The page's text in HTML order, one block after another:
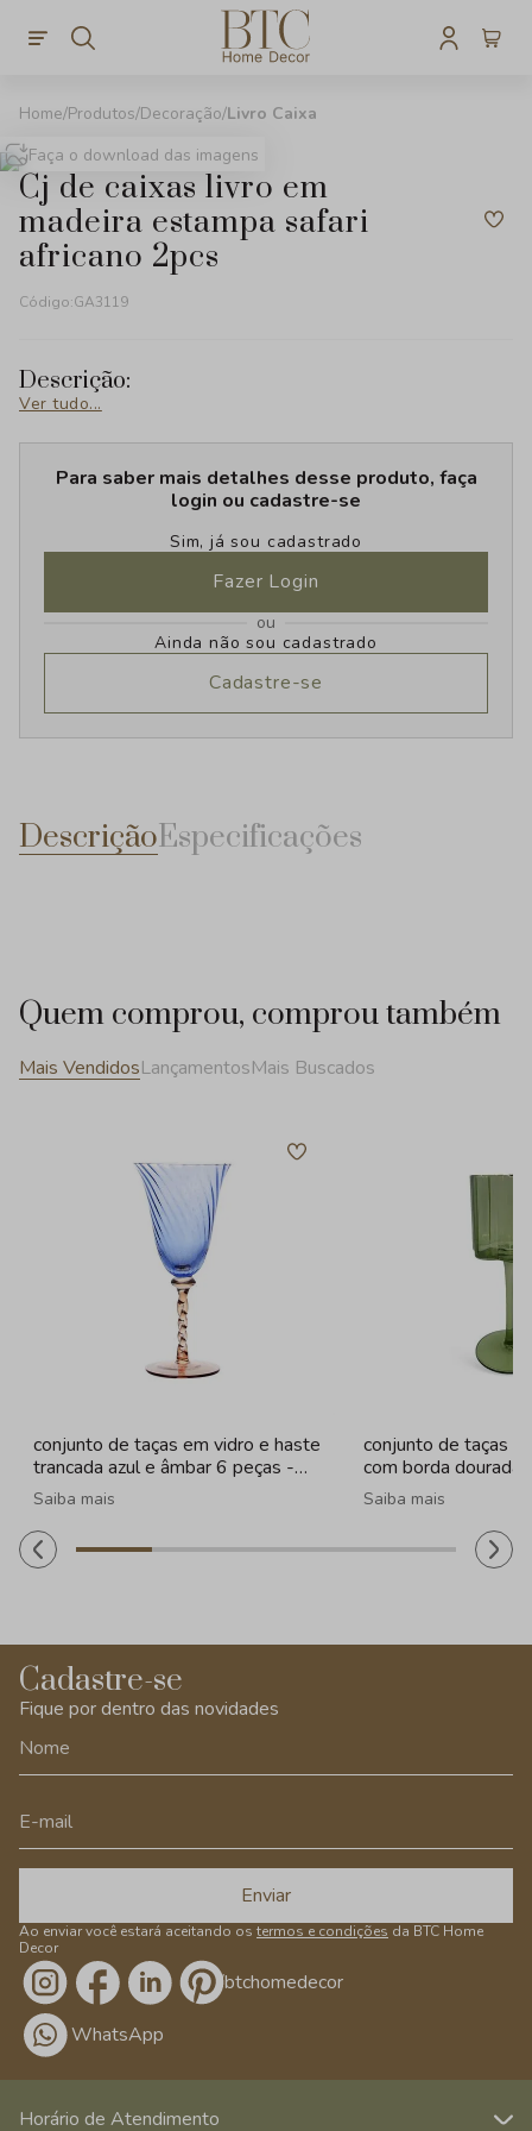
Produtos Decoração Livro Caixa
Faça o download das imagens
cj de caixas livro em
madeira estampa safari
africano 2pcs
Código:GA3119
Descrição:
Ver tudo...
Para saber mais detalhes desse produto, faça
login ou cadastre-se
Sim, já sou cadastrado
Fazer Login
ou
Ainda não sou cadastrado
Cadastre-se
DescriçãoEspecificações
Quem comprou, comprou também
Mais VendidosLançamentosMais Buscados
conjunto de taças em vidro e haste
trancada azul e âmbar 6 peças -
320ml
Saiba mais
conjunto de taças
com borda
Saiba mais
Cadastre-se
Fique por dentro das novidades
Enviar
Ao enviar você estará aceitando os termos e condições da BTC Home
Decor
/btchomedecor
WhatsApp
Horário de Atendimento